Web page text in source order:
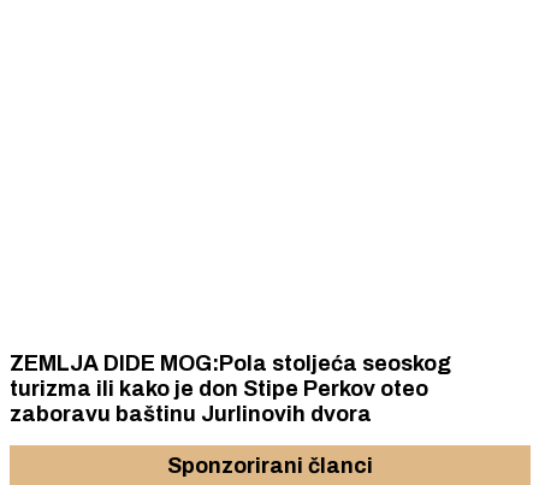
ZEMLJA DIDE MOG:Pola stoljeća seoskog
turizma ili kako je don Stipe Perkov oteo
zaboravu baštinu Jurlinovih dvora
Sponzorirani članci